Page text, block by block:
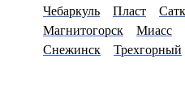
Чебаркуль Пласт
Магнитогорск
Миасс
Снежинск
Трехгорный